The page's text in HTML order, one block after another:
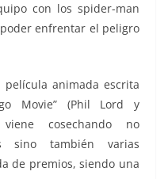
con los spider-man
enfrentar el peligro
película animada escrita
Movie” (Phil Lord y
cosechando no
sino también varias
de premios, siendo una